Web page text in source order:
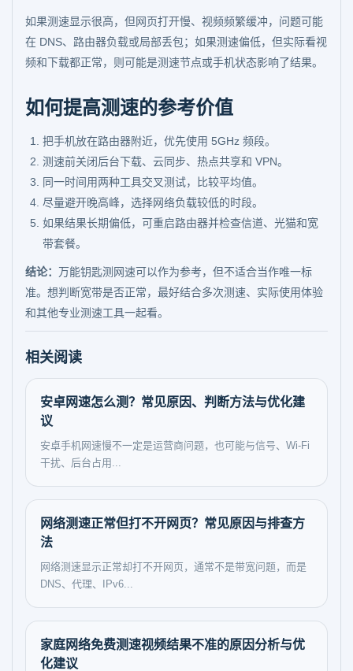
如果测速显示很高，但网页打开慢、视频频繁缓冲，问题可能
在 DNS、路由器负载或局部丢包；如果测速偏低，但实际看视
频和下载都正常，则可能是测速节点或手机状态影响了结果。
如何提高测速的参考价值
把手机放在路由器附近，优先使用 5GHz 频段。
测速前关闭后台下载、云同步、热点共享和 VPN。
同一时间用两种工具交叉测试，比较平均值。
尽量避开晚高峰，选择网络负载较低的时段。
如果结果长期偏低，可重启路由器并检查信道、光猫和宽
带套餐。
结论： 万能钥匙测网速可以作为参考，但不适合当作唯一标
准。想判断宽带是否正常，最好结合多次测速、实际使用体验
和其他专业测速工具一起看。
相关阅读
安卓网速怎么测？常见原因、判断方法与优化建
议
安卓手机网速慢不一定是运营商问题，也可能与信号、Wi-Fi
干扰、后台占用...
网络测速正常但打不开网页？常见原因与排查方
法
网络测速显示正常却打不开网页，通常不是带宽问题，而是
DNS、代理、IPv6...
家庭网络免费测速视频结果不准的原因分析与优
化建议